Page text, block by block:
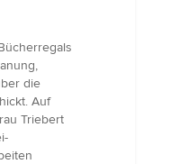
die
Auf
Triebert